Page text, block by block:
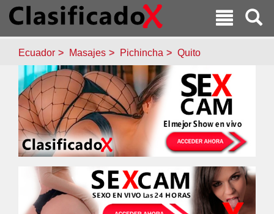
Ecuador Masajes Pichincha Quito